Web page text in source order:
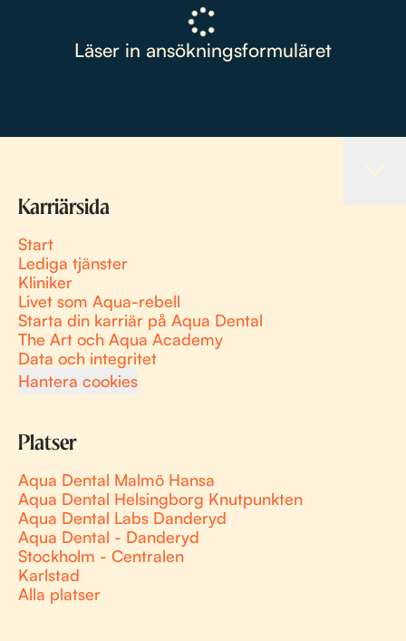
Läser in ansökningsformuläret
Karriärsida
Start
Lediga tjänster
Kliniker
Livet som Aqua-rebell
Starta din karriär på Aqua Dental
The Art och Aqua Academy
Data och integritet
Hantera cookies
Platser
Aqua Dental Malmö Hansa
Aqua Dental Helsingborg Knutpunkten
Aqua Dental Labs Danderyd
Aqua Dental - Danderyd
Stockholm - Centralen
Karlstad
Alla platser